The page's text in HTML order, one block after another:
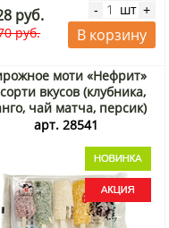
руб.
руб.
- шт +
В корзину
моти «Нефрит»
вкусов (клубника,
чай матча, персик)
/ Jiashun, Китай,
арт. 28541